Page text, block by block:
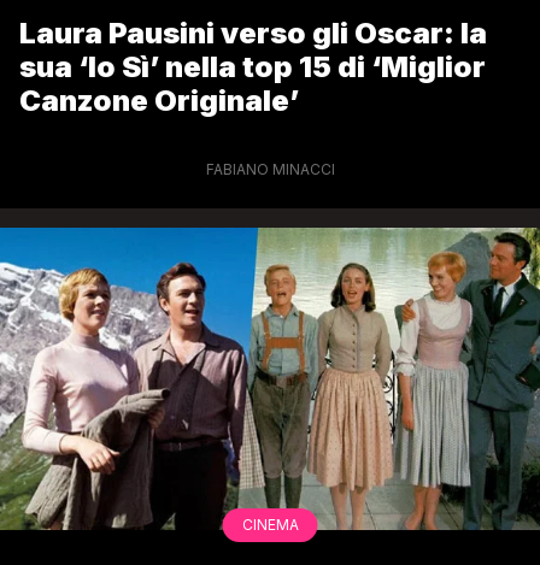
Laura Pausini verso gli Oscar: la
sua ‘Io Sì’ nella top 15 di ‘Miglior
Canzone Originale’
FABIANO MINACCI
CINEMA